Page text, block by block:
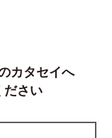
カタセイへ
ださい